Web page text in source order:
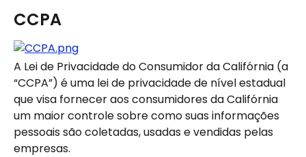
CCPA
A Lei de Privacidade do Consumidor da Califórnia (a
“CCPA”) é uma lei de privacidade de nível estadual
que visa fornecer aos consumidores da Califórnia
um maior controle sobre como suas informações
pessoais são coletadas, usadas e vendidas pelas
empresas.